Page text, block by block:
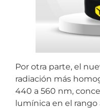
Por otra parte, el
radiación más
440 a 560 nm,
lumínica en el rango